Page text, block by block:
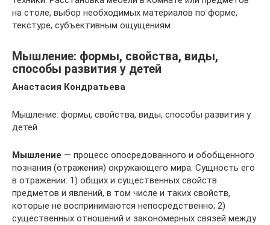
на столе, выбор необходимых материалов по форме,
текстуре, субъективным ощущениям.
Мышление: формы, свойства, виды,
способы развития у детей
Анастасия Кондратьева
Мышление: формы, свойства, виды, способы развития у
детей
Мышление — процесс опосредованного и обобщенного
познания (отражения) окружающего мира. Сущность его
в отражении: 1) общих и существенных свойств
предметов и явлений, в том числе и таких свойств,
которые не воспринимаются непосредственно; 2)
существенных отношений и закономерных связей между